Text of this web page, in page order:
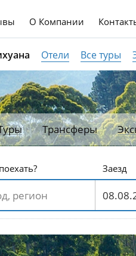
О Компании
Отели Все туры
Трансферы
Заезд